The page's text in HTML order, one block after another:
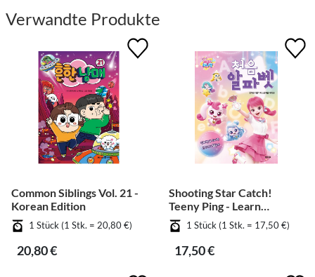
Verwandte Produkte
Common Siblings Vol. 21 -
Korean Edition
1 Stück (1 Stk. = 20,80 €)
20,80 €
Shooting Star Catch!
Teeny Ping - Learn
Alphabet
1 Stück (1 Stk. = 17,50 €)
17,50 €